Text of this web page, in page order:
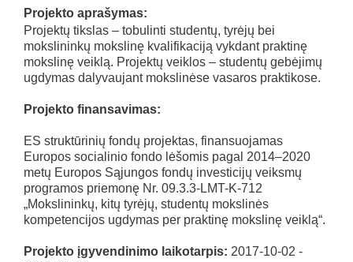
Projekto aprašymas:
Projektų tikslas – tobulinti studentų, tyrėjų bei
mokslininkų mokslinę kvalifikaciją vykdant praktinę
mokslinę veiklą. Projektų veiklos – studentų gebėjimų
ugdymas dalyvaujant mokslinėse vasaros praktikose.
Projekto finansavimas:
ES struktūrinių fondų projektas, finansuojamas
Europos socialinio fondo lėšomis pagal 2014–2020
metų Europos Sąjungos fondų investicijų veiksmų
programos priemonę Nr. 09.3.3-LMT-K-712
„Mokslininkų, kitų tyrėjų, studentų mokslinės
kompetencijos ugdymas per praktinę mokslinę veiklą“.
Projekto įgyvendinimo laikotarpis: 2017-10-02 -